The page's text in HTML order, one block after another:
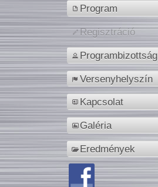
Program
Regisztráció
Programbizottság
Versenyhelyszín
Kapcsolat
Galéria
Eredmények